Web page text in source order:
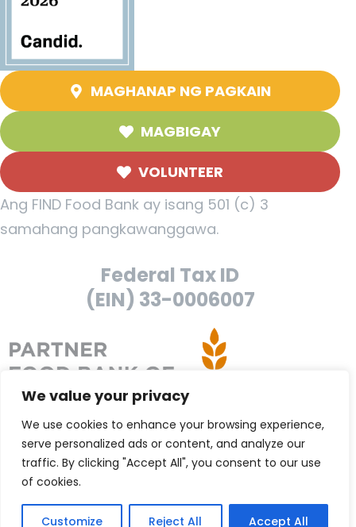
We value your privacy
We use cookies to enhance your browsing experience,
serve personalized ads or content, and analyze our
traffic. By clicking "Accept All", you consent to our use
of cookies.
Customize Reject All Accept All
MAGHANAP NG PAGKAIN
MAGBIGAY
VOLUNTEER
Ang FIND Food Bank ay isang 501 (c) 3
samahang pangkawanggawa.
Federal Tax ID
(EIN) 33-0006007